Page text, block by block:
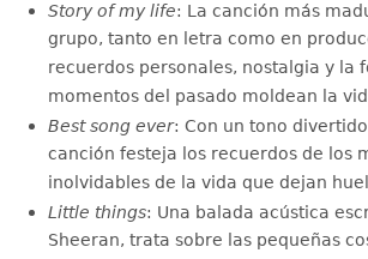
Story of my life: La canción más
grupo, tanto en letra como en
recuerdos personales, nostalgia y la
momentos del pasado moldean la
Best song ever: Con un tono
canción festeja los recuerdos de los
inolvidables de la vida que dejan
Little things: Una balada acústica
Sheeran, trata sobre las pequeñas